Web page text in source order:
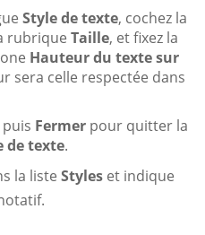
Style de texte, cochez la
rubrique Taille, et fixez la
Hauteur du texte sur
sera celle respectée dans
puis Fermer pour quitter la
de texte.
la liste Styles et indique